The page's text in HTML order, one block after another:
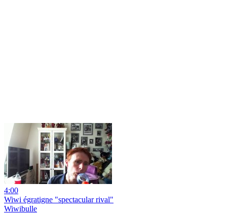
4:00
Wiwi égratigne "spectacular rival"
Wiwibulle